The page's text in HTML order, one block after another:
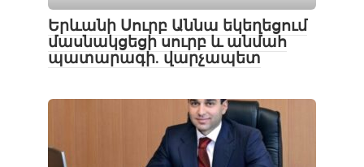
Երևանի Սուրբ Աննա եկեղեցում
մասնակցեցի սուրբ և անմահ
պատարագի. վարչապետ